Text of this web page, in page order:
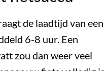
de laadtijd van een
6-8 uur. Een
zou dan weer veel